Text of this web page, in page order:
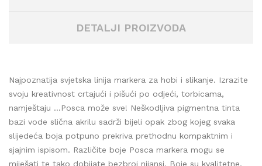
DETALJI PROIZVODA
Najpoznatija svjetska linija markera za hobi i slikanje. Izrazite
svoju kreativnost crtajući i pišući po odjeći, torbicama,
namještaju …Posca može sve! Neškodljiva pigmentna tinta
bazi vode slična akrilu sadrži bijeli opak zbog kojeg svaka
slijedeća boja potpuno prekriva prethodnu kompaktnim i
sjajnim ispisom. Različite boje Posca markera mogu se
miješati te tako dobijate bezbroj nijansi. Boje su kvalitetne,